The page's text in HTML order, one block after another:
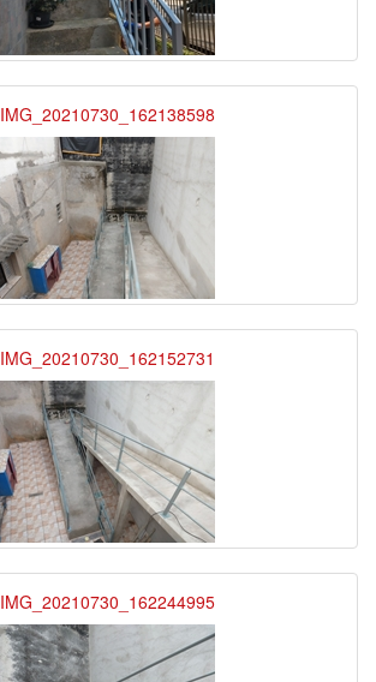
IMG_20210730_162138598
IMG_20210730_162152731
IMG_20210730_162244995